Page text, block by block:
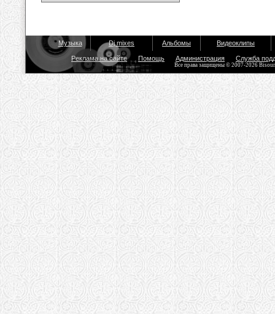
Музыка Dj mixes Альбомы Видеоклипы
Реклама на сайте Помощь Администрация Служба
Все права защищены © 2007-2026